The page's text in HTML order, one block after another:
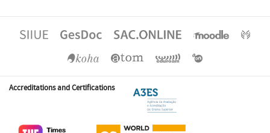
Accreditations and Certifications